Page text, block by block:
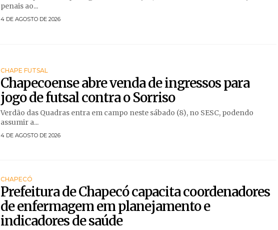
penais ao...
4 DE AGOSTO DE 2026
CHAPE FUTSAL
Chapecoense abre venda de ingressos para
jogo de futsal contra o Sorriso
Verdão das Quadras entra em campo neste sábado (8), no SESC, podendo
assumir a...
4 DE AGOSTO DE 2026
CHAPECÓ
Prefeitura de Chapecó capacita coordenadores
de enfermagem em planejamento e
indicadores de saúde